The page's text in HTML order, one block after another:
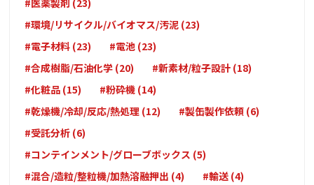
#医薬製剤 (23)
#環境/リサイクル/バイオマス/汚泥 (23)
#電子材料 (23)
#電池 (23)
#合成樹脂/石油化学 (20)
#新素材/粒子設計 (18)
#化粧品 (15)
#粉砕機 (14)
#乾燥機/冷却/反応/熱処理 (12)
#製缶製作依頼 (6)
#受託分析 (6)
#コンテインメント/グローブボックス (5)
#混合/造粒/整粒機/加熱溶融押出 (4)
#輸送 (4)